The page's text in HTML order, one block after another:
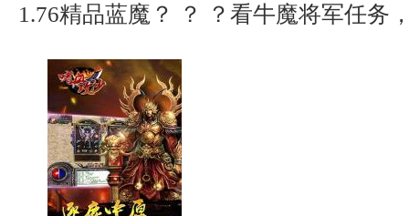
1.76精品蓝魔？ ？ ？看牛魔将军任务